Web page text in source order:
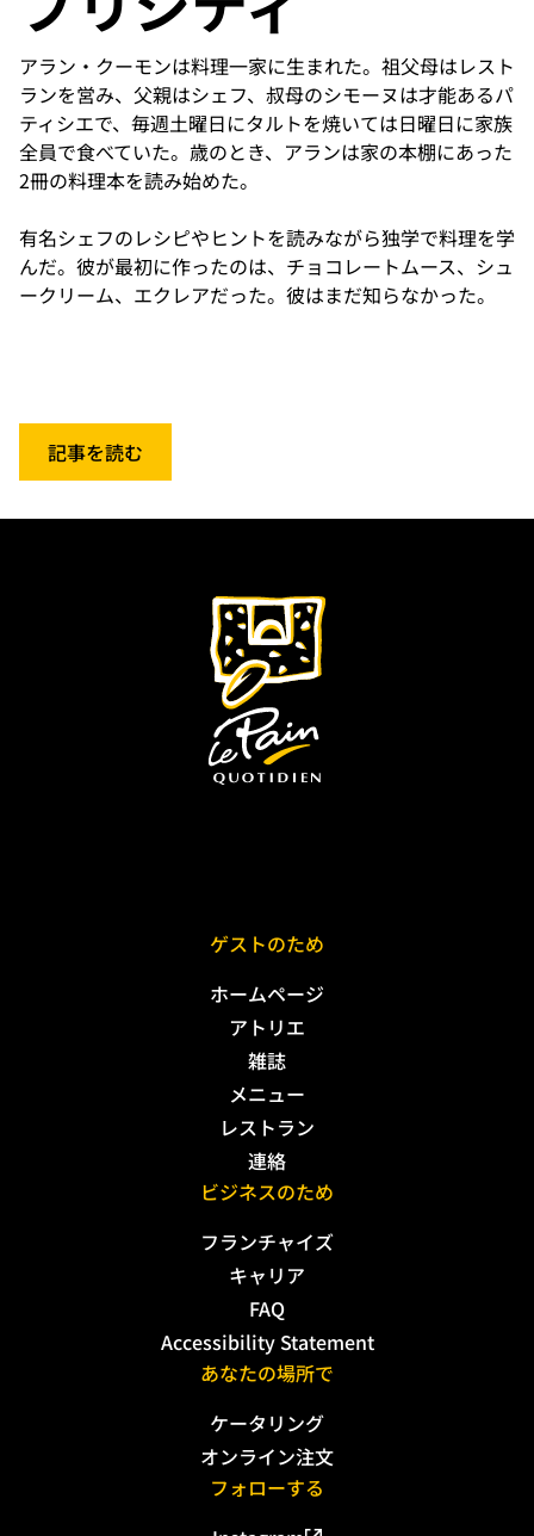
アラン・クーモンは料理一家に生まれた。祖父母はレスト
ランを営み、父親はシェフ、叔母のシモーヌは才能あるパ
ティシエで、毎週土曜日にタルトを焼いては日曜日に家族
全員で食べていた。歳のとき、アランは家の本棚にあった
2冊の料理本を読み始めた。
有名シェフのレシピやヒントを読みながら独学で料理を学
んだ。彼が最初に作ったのは、チョコレートムース、シュ
ークリーム、エクレアだった。彼はまだ知らなかった。
記事を読む
ゲストのため
ホームページ
アトリエ
雑誌
メニュー
レストラン
連絡
ビジネスのため
フランチャイズ
キャリア
FAQ
Accessibility Statement
あなたの場所で
ケータリング
オンライン注文
フォローする